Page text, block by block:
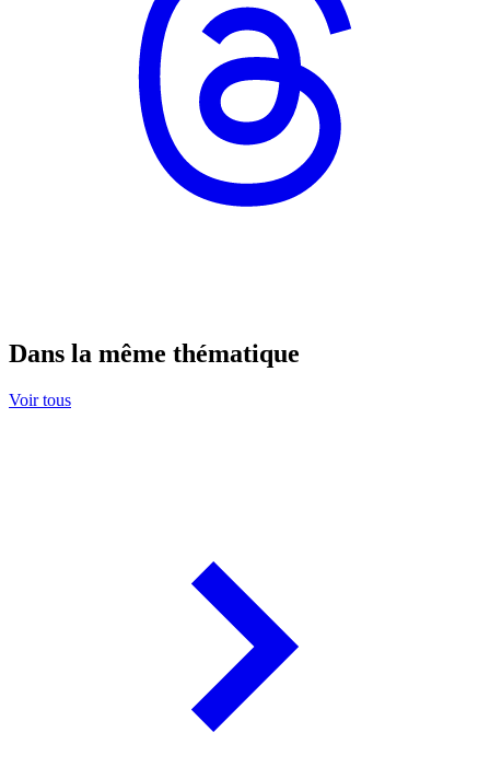
Dans la même thématique
Voir tous